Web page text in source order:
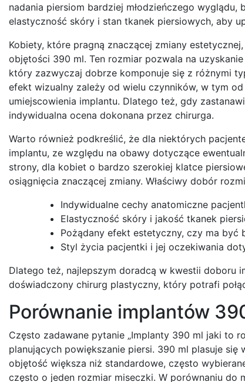
nadania piersiom bardziej młodzieńczego
elastyczność skóry i stan tkanek piersiowych, aby
Kobiety, które pragną znaczącej zmiany
objętości 390 ml. Ten rozmiar pozwala na
który zazwyczaj dobrze komponuje się z różnymi
efekt wizualny zależy od wielu czynników, w tym
umiejscowienia implantu. Dlatego też, gdy
indywidualna ocena dokonana przez chirurga.
Warto również podkreślić, że dla niektórych
implantu, ze względu na obawy dotyczące
strony, dla kobiet o bardzo szerokiej klatce
osiągnięcia znaczącej zmiany. Właściwy dobór
Indywidualne cechy anatomiczne
Elastyczność skóry i jakość tkanek
Pożądany efekt estetyczny, czy ma być
Styl życia pacjentki i jej oczekiwania
Dlatego też, najlepszym doradcą w kwestii doboru
doświadczony chirurg plastyczny, który potrafi
Porównanie implantów
Często zadawane pytanie „Implanty 390 ml jaki to
planujących powiększanie piersi. 390 ml plasuje
objętość większa niż standardowe, często
często o jeden rozmiar miseczki. W porównaniu do